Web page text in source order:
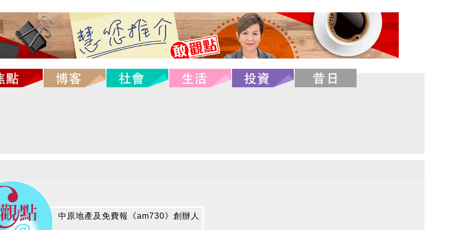
中原地產及免費報《am730》創辦人